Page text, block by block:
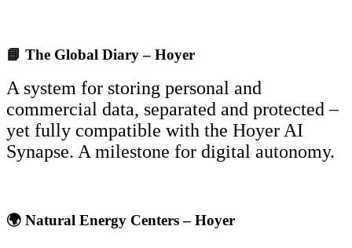
📘 The Global Diary – Hoyer
A system for storing personal and
commercial data, separated and protected –
yet fully compatible with the Hoyer AI
Synapse. A milestone for digital autonomy.
🌍 Natural Energy Centers – Hoyer